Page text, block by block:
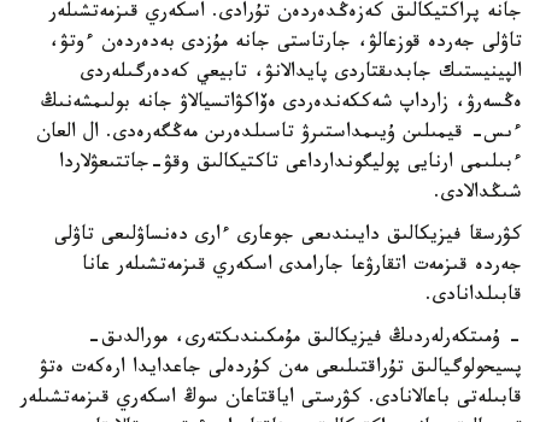
ولار ارنايى تاۋ دايارلىعى ورتالىعىندا دايىندالادى. وقىتۋ تەوريالىق
جانە پراكتيكالىق كەزەڭدەردەن تۇرادى. اسكەري قىزمەتشىلەر
تاۋلى جەردە قوزعالۋ، جارتاستى جانە مۇزدى بەدەردەن ءوتۋ،
الپينيستىك جابدىقتاردى پايدالانۋ، تابيعي كەدەرگىلەردى
ەڭسەرۋ، زارداپ شەككەندەردى ەۆاكۋاتسيالاۋ جانە بولىمشەنىڭ
ءىس- قيمىلىن ۇيىمداستىرۋ تاسىلدەرىن مەڭگەرەدى. ال العان
ءبىلىمى ارنايى پوليگوندارداعى تاكتيكالىق وقۋ-جاتتىعۋلاردا
شىڭدالادى.
كۋرسقا فيزيكالىق دايىندىعى جوعارى ءارى دەنساۋلىعى تاۋلى
جەردە قىزمەت اتقارۋعا جارامدى اسكەري قىزمەتشىلەر عانا
قابىلدانادى.
- ۇمىتكەرلەردىڭ فيزيكالىق مۇمكىندىكتەرى، مورالدىق-
پسيحولوگيالىق تۇراقتىلىعى مەن كۇردەلى جاعدايدا ارەكەت ەتۋ